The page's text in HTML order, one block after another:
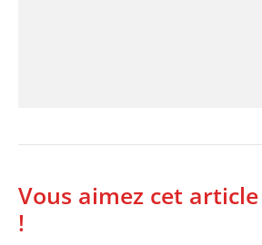
Vous aimez cet article
!